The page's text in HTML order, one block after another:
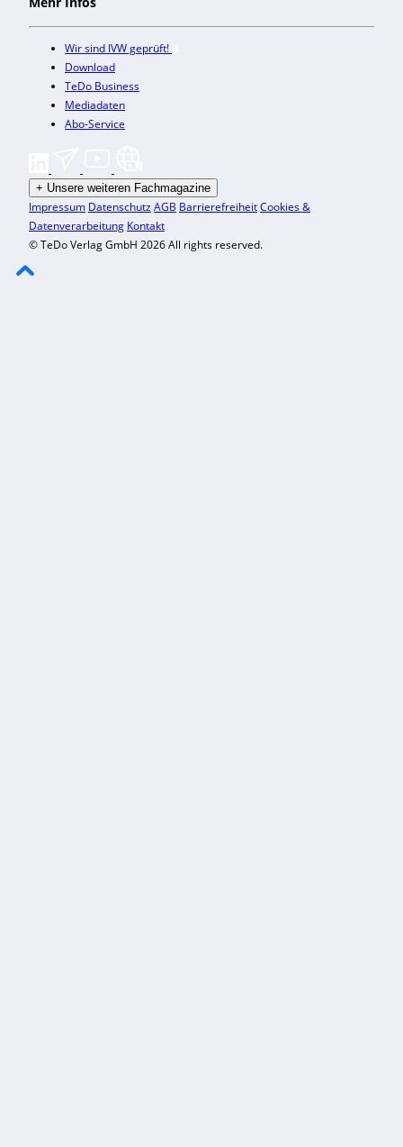
Wir sind IVW geprüft!
Download
TeDo Business
Mediadaten
Abo-Service
+ Unsere weiteren Fachmagazine
Impressum DatenschutzAGB BarrierefreiheitCookies &
Datenverarbeitung Kontakt
© TeDo Verlag GmbH 2026 All rights reserved.